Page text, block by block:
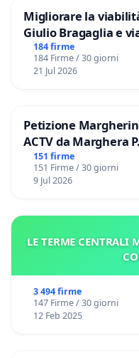
Migliorare la
Giulio Bragaglia e
ROMA
184 firme
184 Firme / 30 giorni
21 Jul 2026
Petizione
ACTV da Marghera
Marco Polo tariffa a €
151 firme
151 Firme / 30 giorni
9 Jul 2026
LE TERME CENTRALI
3 494 firme
147 Firme / 30 giorni
12 Feb 2025